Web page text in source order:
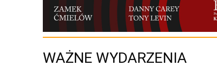
WAŻNE WYDARZENIA